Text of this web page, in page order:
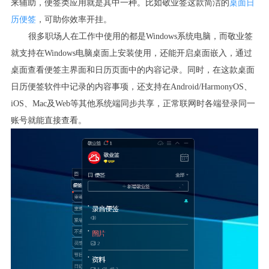
来辅助，便签类应用就是其中一种。比如敬业签这款简洁的桌面日
历便签，可助你效率开挂。
很多职场人在工作中使用的都是Windows系统电脑，而敬业签
就支持在Windows电脑桌面上安装使用，还能开启桌面嵌入，通过
桌面查看便签主界面和日历页面中的内容记录。同时，在这款桌面
日历便签软件中记录的内容事项，还支持在Android/HarmonyOS、
iOS、 Mac及Web等其他系统端同步共享，正常联网时各端登录同一
账号就能直接查看。